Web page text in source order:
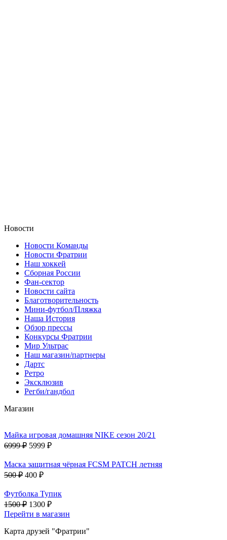
Новости
Новости Команды
Новости Фратрии
Наш хоккей
Сборная России
Фан-cектор
Новости сайта
Благотворительность
Мини-футбол/Пляжка
Наша История
Обзор прессы
Конкурсы Фратрии
Мир Ультрас
Наш магазин/партнеры
Дартс
Ретро
Эксклюзив
Регби/гандбол
Магазин
Майка игровая домашняя NIKE сезон 20/21
6999 ₽ 5999 ₽
Маска защитная чёрная FCSM PATCH летняя
500 ₽ 400 ₽
Футболка Тупик
1500 ₽ 1300 ₽
Перейти в магазин
Карта друзей "Фратрии"